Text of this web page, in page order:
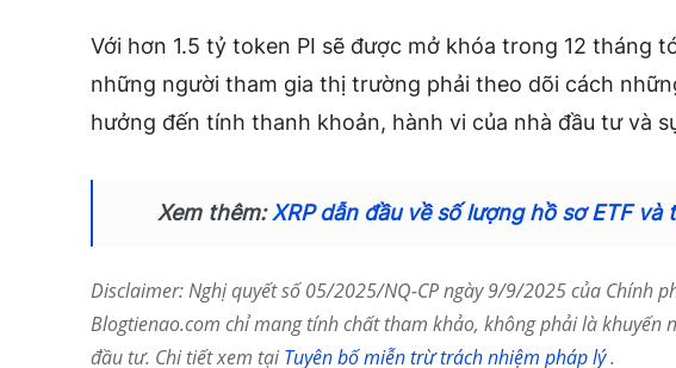
Với hơn 1.5 tỷ token PI sẽ được mở khóa trong 12 tháng
những người tham gia thị trường phải theo dõi cách
hưởng đến tính thanh khoản, hành vi của nhà đầu tư và
Xem thêm:XRP dẫn đầu về số lượng hồ sơ ETF
Disclaimer: Nghị quyết số 05/2025/NQ-CP ngày 9/9/2025 của Chính
Blogtienao.com chỉ mang tính chất tham khảo, không phải là khuyến
đầu tư. Chi tiết xem tạiTuyên bố miễn trừ trách nhiệm pháp lý.